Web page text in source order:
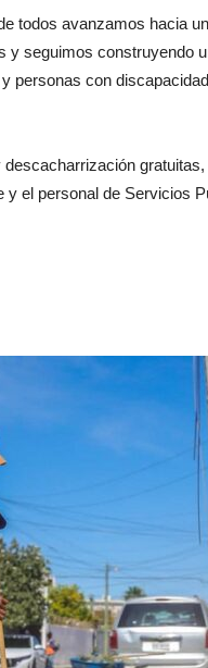
todos avanzamos hacia
y seguimos construyendo
personas con
el personal de Servicios